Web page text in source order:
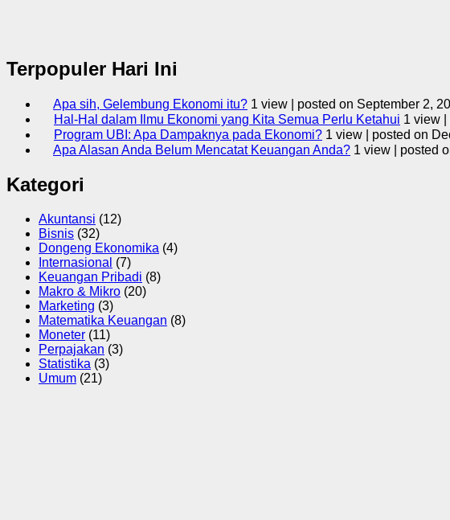
Terpopuler Hari Ini
Apa sih, Gelembung Ekonomi itu? 1 view
posted on September 2,
Hal-Hal dalam Ilmu Ekonomi yang Kita Semua Perlu Ketahui 1 view
Program UBI: Apa Dampaknya pada Ekonomi? 1 view
posted on
Apa Alasan Anda Belum Mencatat Keuangan Anda? 1 view posted
Kategori
Akuntansi (12)
Bisnis (32)
Dongeng Ekonomika (4)
Internasional (7)
Keuangan Pribadi (8)
Makro & Mikro (20)
Marketing (3)
Matematika Keuangan (8)
Moneter (11)
Perpajakan (3)
Statistika (3)
Umum (21)